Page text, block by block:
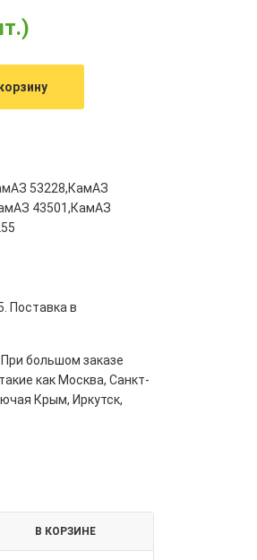
53228,КамАЗ
43501,КамАЗ
Поставка в
большом заказе
как Москва, Санкт-
Крым, Иркутск,
В КОРЗИНЕ